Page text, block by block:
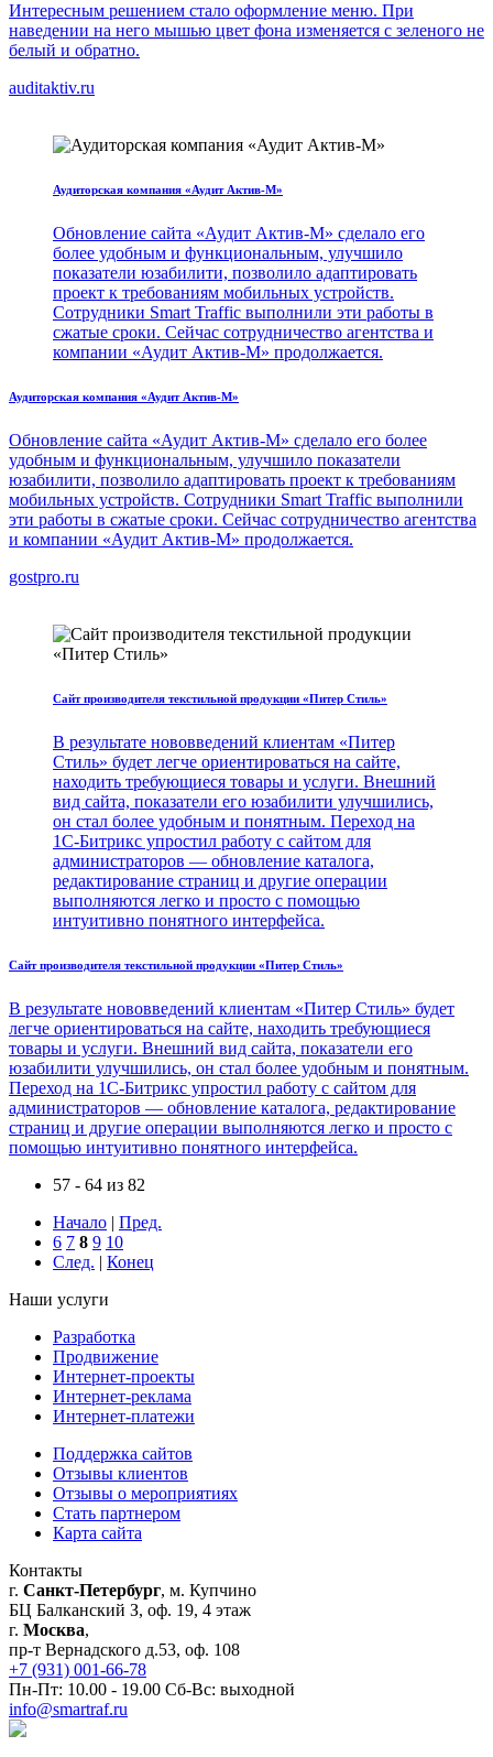
Интересным решением стало оформление меню. При
наведении на него мышью цвет фона изменяется с зеленого не
белый и обратно.
auditaktiv.ru
Аудиторская компания «Аудит Актив-М»
Обновление сайта «Аудит Актив-М» сделало его
более удобным и функциональным, улучшило
показатели юзабилити, позволило адаптировать
проект к требованиям мобильных устройств.
Сотрудники Smart Traffic выполнили эти работы в
сжатые сроки. Сейчас сотрудничество агентства и
компании «Аудит Актив-М» продолжается.
Аудиторская компания «Аудит Актив-М»
Обновление сайта «Аудит Актив-М» сделало его более
удобным и функциональным, улучшило показатели
юзабилити, позволило адаптировать проект к требованиям
мобильных устройств. Сотрудники Smart Traffic выполнили
эти работы в сжатые сроки. Сейчас сотрудничество агентства
и компании «Аудит Актив-М» продолжается.
gostpro.ru
Сайт производителя текстильной продукции «Питер Стиль»
В результате нововведений клиентам «Питер
Стиль» будет легче ориентироваться на сайте,
находить требующиеся товары и услуги. Внешний
вид сайта, показатели его юзабилити улучшились,
он стал более удобным и понятным. Переход на
1С-Битрикс упростил работу с сайтом для
администраторов — обновление каталога,
редактирование страниц и другие операции
выполняются легко и просто с помощью
интуитивно понятного интерфейса.
Сайт производителя текстильной продукции «Питер Стиль»
В результате нововведений клиентам «Питер Стиль» будет
легче ориентироваться на сайте, находить требующиеся
товары и услуги. Внешний вид сайта, показатели его
юзабилити улучшились, он стал более удобным и понятным.
Переход на 1С-Битрикс упростил работу с сайтом для
администраторов — обновление каталога, редактирование
страниц и другие операции выполняются легко и просто с
помощью интуитивно понятного интерфейса.
57 - 64 из 82
Начало | Пред.
6 7 8 9 10
След. | Конец
Наши услуги
Разработка
Продвижение
Интернет-проекты
Интернет-реклама
Интернет-платежи
Поддержка сайтов
Отзывы клиентов
Отзывы о мероприятиях
Стать партнером
Карта сайта
Контакты
г. Санкт-Петербург, м. Купчино
БЦ Балканский З, оф. 19, 4 этаж
г. Москва,
пр-т Вернадского д.53, оф. 108
+7 (931) 001-66-78
Пн-Пт: 10.00 - 19.00 Сб-Вс: выходной
info@smartraf.ru